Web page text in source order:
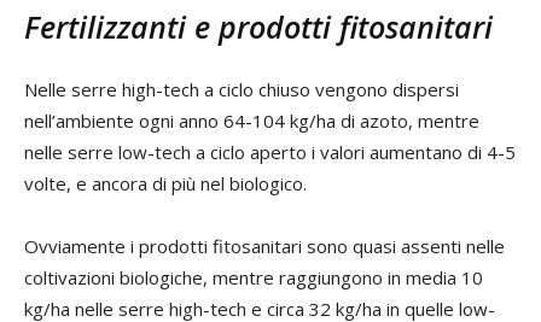
Fertilizzanti e prodotti fitosanitari
Nelle serre high-tech a ciclo chiuso vengono dispersi
nell’ambiente ogni anno 64-104 kg/ha di azoto, mentre
nelle serre low-tech a ciclo aperto i valori aumentano di 4-5
volte, e ancora di più nel biologico.
Ovviamente i prodotti fitosanitari sono quasi assenti nelle
coltivazioni biologiche, mentre raggiungono in media 10
kg/ha nelle serre high-tech e circa 32 kg/ha in quelle low-